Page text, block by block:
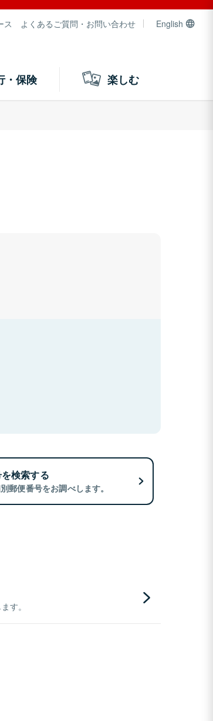
ス よくあるご質問・お問い合わせ English
・保険 楽しむ
検索する
郵便番号をお調べします。
す。